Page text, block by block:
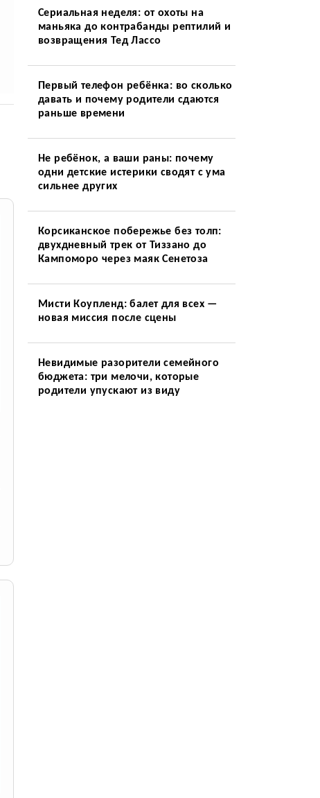
Сериальная неделя: от охоты на
маньяка до контрабанды рептилий и
возвращения Тед Лассо
Первый телефон ребёнка: во сколько
давать и почему родители сдаются
раньше времени
Не ребёнок, а ваши раны: почему
одни детские истерики сводят с ума
сильнее других
Корсиканское побережье без толп:
двухдневный трек от Тиззано до
Кампоморо через маяк Сенетоза
Мисти Коупленд: балет для всех —
новая миссия после сцены
Невидимые разорители семейного
бюджета: три мелочи, которые
родители упускают из виду